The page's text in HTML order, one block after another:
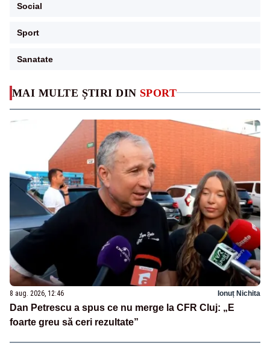
MAI MULTE ȘTIRI DIN SPORT
8 aug. 2026, 12:46 Ionuț Nichita
Dan Petrescu a spus ce nu merge la CFR Cluj: „E
foarte greu să ceri rezultate”
Social
Sport
Sanatate